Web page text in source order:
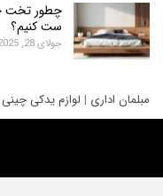
چطور تخت خواب دو
ست کنیم؟
جولای 28, 2025
|لوازم یدکی چینی|میز اداری|